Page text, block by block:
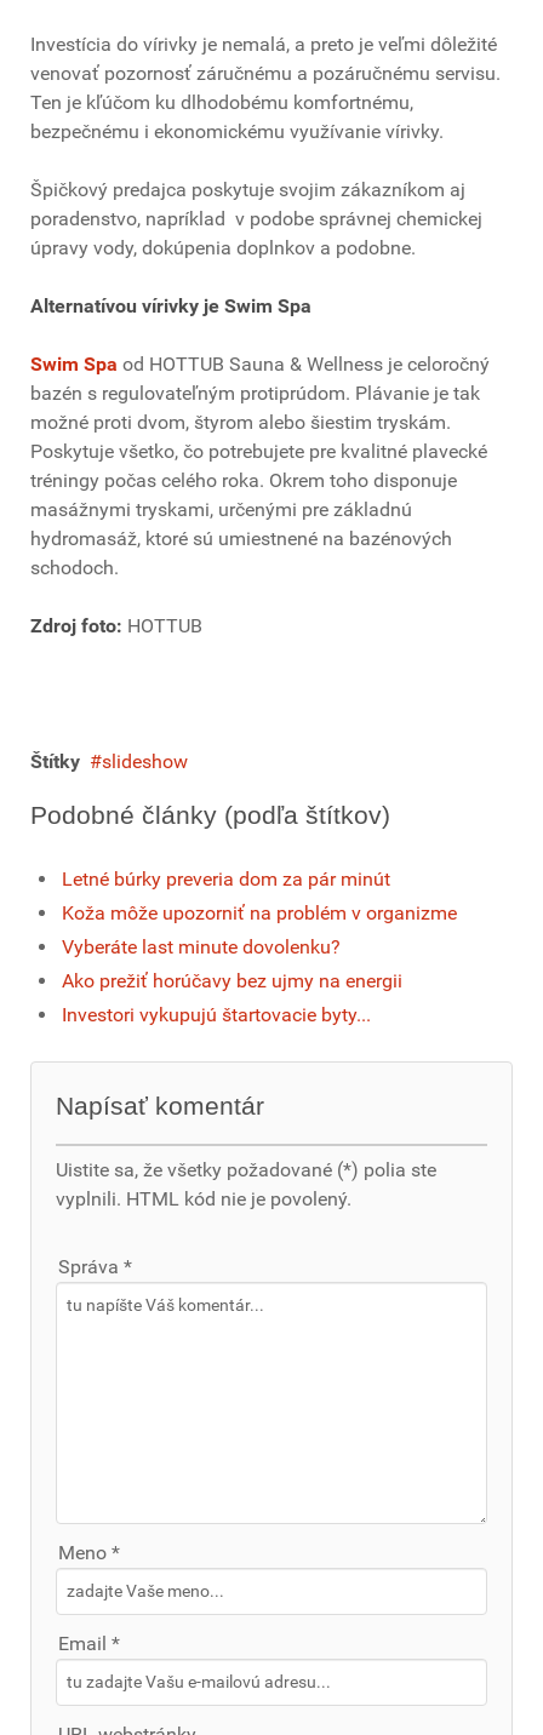
Investícia do vírivky je nemalá, a preto je veľmi dôležité
venovať pozornosť záručnému a pozáručnému servisu.
Ten je kľúčom ku dlhodobému komfortnému,
bezpečnému i ekonomickému využívanie vírivky.
Špičkový predajca poskytuje svojim zákazníkom aj
poradenstvo, napríklad v podobe správnej chemickej
úpravy vody, dokúpenia doplnkov a podobne.
Alternatívou vírivky je Swim Spa
Swim Spa od HOTTUB Sauna & Wellness je celoročný
bazén s regulovateľným protiprúdom. Plávanie je tak
možné proti dvom, štyrom alebo šiestim tryskám.
Poskytuje všetko, čo potrebujete pre kvalitné plavecké
tréningy počas celého roka. Okrem toho disponuje
masážnymi tryskami, určenými pre základnú
hydromasáž, ktoré sú umiestnené na bazénových
schodoch.
Zdroj foto: HOTTUB
Štítky slideshow
Podobné články (podľa štítkov)
Letné búrky preveria dom za pár minút
Koža môže upozorniť na problém v organizme
Vyberáte last minute dovolenku?
Ako prežiť horúčavy bez ujmy na energii
Investori vykupujú štartovacie byty...
Napísať komentár
Uistite sa, že všetky požadované (*) polia ste
vyplnili. HTML kód nie je povolený.
Správa *
Meno *
Email *